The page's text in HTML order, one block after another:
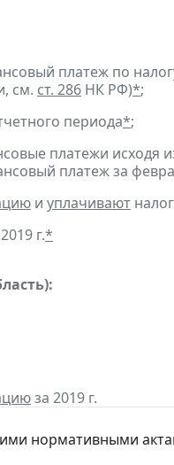
платеж по
см. ст. 286 НК РФ)*;
периода*;
платежи исходя
платеж за
и уплачивают
г.*
за 2019 г.
нормативными